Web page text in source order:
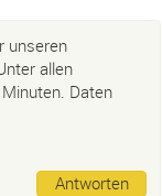
unseren
allen
Daten
Antworten